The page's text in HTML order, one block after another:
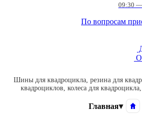
09:30
По вопросам
Шины для квадроцикла, резина для
квадроциклов, колеса для
Главная▾